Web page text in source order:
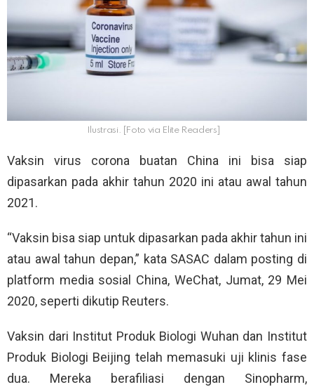
Ilustrasi. [Foto via Elite Readers]
Vaksin virus corona buatan China ini bisa siap
dipasarkan pada akhir tahun 2020 ini atau awal tahun
2021.
“Vaksin bisa siap untuk dipasarkan pada akhir tahun ini
atau awal tahun depan,” kata SASAC dalam posting di
platform media sosial China, WeChat, Jumat, 29 Mei
2020, seperti dikutip Reuters.
Vaksin dari Institut Produk Biologi Wuhan dan Institut
Produk Biologi Beijing telah memasuki uji klinis fase
dua. Mereka berafiliasi dengan Sinopharm,